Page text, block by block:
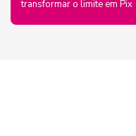
transformar o limite em Pix